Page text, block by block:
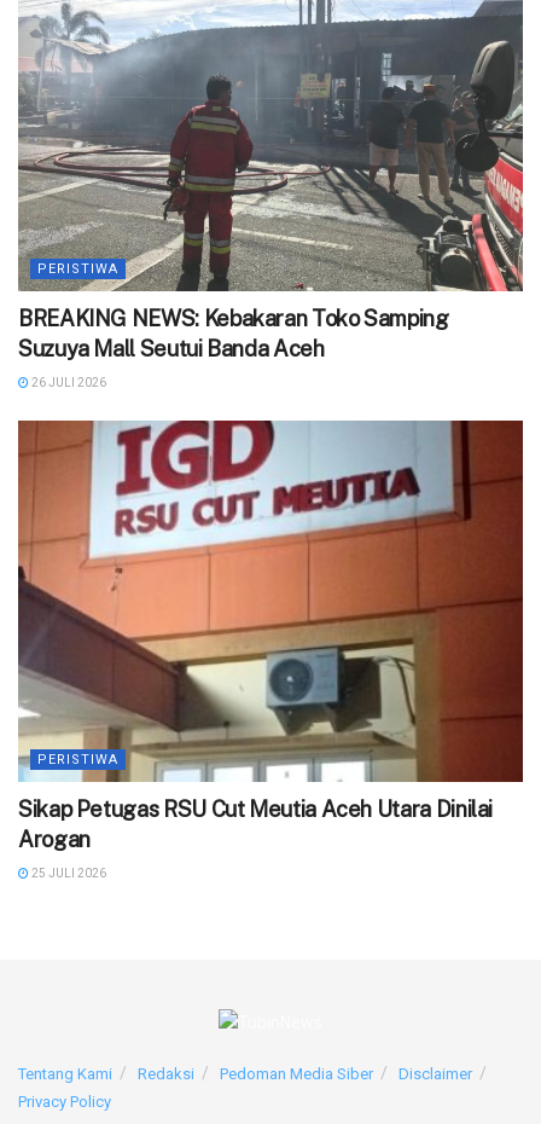
PERISTIWA
BREAKING NEWS: Kebakaran Toko Samping
Suzuya Mall Seutui Banda Aceh
26 JULI 2026
PERISTIWA
‎Sikap Petugas RSU Cut Meutia Aceh Utara Dinilai
Arogan
25 JULI 2026
Tentang Kami Redaksi Pedoman Media Siber
Disclaimer
Privacy Policy